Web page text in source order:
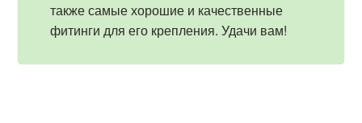
также самые хорошие и качественные
фитинги для его крепления. Удачи вам!